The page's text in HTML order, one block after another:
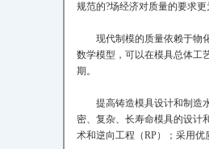
规范的?场经济对质量的要求
现代制模的质量依赖于物化
数学模型，可以在模具总体工
期。
提高铸造模具设计和制造水
密、复杂、长寿命模具的设计
术和逆向工程（RP）；采用